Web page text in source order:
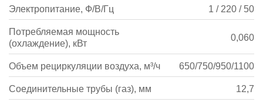
Электропитание, Ф/В/Гц 1 / 220 / 50
Потребляемая мощность
(охлаждение), кВт
0,060
Объем рециркуляции воздуха, м³/ч 650/750/950/1100
Соединительные трубы (газ), мм 12,7